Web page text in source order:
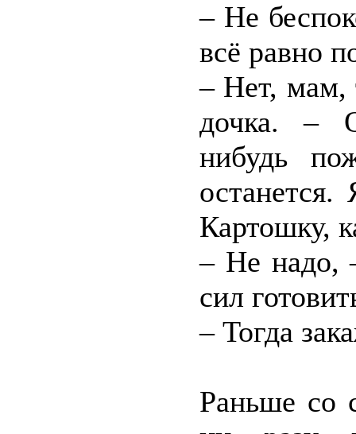
– Не
всё равно
– Нет, мам,
дочка. –
нибудь
останется.
Картошку,
– Не надо,
сил
– Тогда
Раньше со